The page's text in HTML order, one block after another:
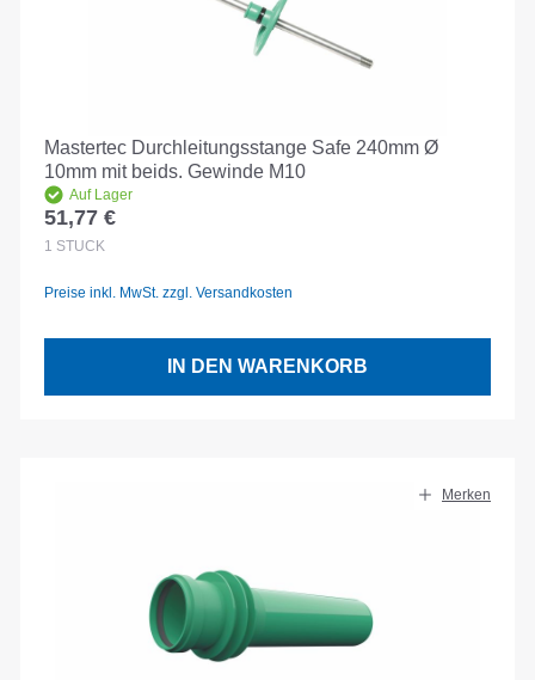
Mastertec Durchleitungsstange Safe 240mm Ø
10mm mit beids. Gewinde M10
Auf Lager
Regulärer Preis:
51,77 €
1 STÜCK
Preise inkl. MwSt. zzgl. Versandkosten
IN DEN WARENKORB
Merken